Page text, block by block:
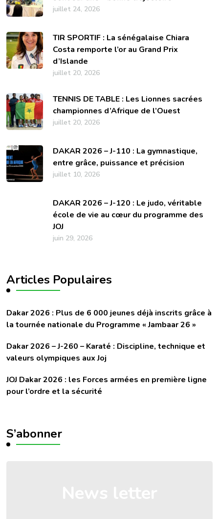
juillet 24, 2026
TIR SPORTIF : La sénégalaise Chiara
Costa remporte l’or au Grand Prix
d’Islande
juillet 20, 2026
TENNIS DE TABLE : Les Lionnes sacrées
championnes d’Afrique de l’Ouest
juillet 20, 2026
DAKAR 2026 – J-110 : La gymnastique,
entre grâce, puissance et précision
juillet 10, 2026
DAKAR 2026 – J-120 : Le judo, véritable
école de vie au cœur du programme des
JOJ
juin 29, 2026
Articles Populaires
Dakar 2026 : Plus de 6 000 jeunes déjà inscrits grâce à
la tournée nationale du Programme « Jambaar 26 »
Dakar 2026 – J-260 – Karaté : Discipline, technique et
valeurs olympiques aux Joj
JOJ Dakar 2026 : les Forces armées en première ligne
pour l’ordre et la sécurité
S’abonner